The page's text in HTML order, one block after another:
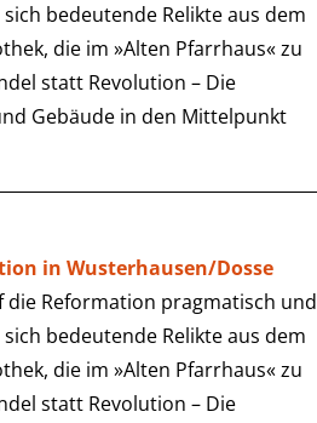
bedeutende Relikte aus dem
die im »Alten Pfarrhaus« zu
statt Revolution – Die
Gebäude in den Mittelpunkt
in Wusterhausen/Dosse
Reformation pragmatisch und
bedeutende Relikte aus dem
die im »Alten Pfarrhaus« zu
statt Revolution – Die